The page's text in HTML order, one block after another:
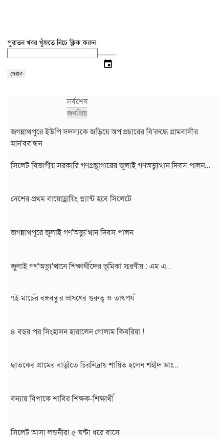
পুরাতন খবর খুঁজতে নিচে ক্লিক করুন
event
দেখাও
সর্বশেষ
জনপ্রিয়
জগন্নাথপুরে ইউপি সদস্যকে জড়িয়ে অপ'প্রচারের বি'রুদ্ধে গ্রামবাসীর
মান'বব'ন্ধন
সিলেট বিভাগীয় সরকারি গণগ্রন্থাগারের জুলাই গণঅভ্যুত্থান দিবস পালন…
দেশের প্রথম বায়োড্রায়িং প্ল্যান্ট হবে সিলেটে
জগন্নাথপুরে জুলাই গণ'অভ্যু'ত্থান দিবস পালন
জুলাই গণ'অভ্যু'ত্থানে শিক্ষার্থীদের ভূমিকা স্মরণীয় : এম এ…
সিলেট প্রেসক্লাবে জুলাই গণ-অভ্যুত্থান দিবসের আলোচনা সভা
মাহবুব আলী খানের ৪২তম মৃ'ত্যু'বার্ষিকী উপলক্ষে পরিবারের দোয়া…
মাহবুব আলী খানের মৃ.'ত্যু'বার্ষিকীতে দোয়া ও শিরনি বিতরণ…
১৮নং ওয়ার্ড বিএনপির উদ্যোগে মতবিনিময় ও উন্মুক্ত আলোচনা…
জুলাই গণ'অভ্যুত্থান দিবসে ৭ আর্মড পুলিশ ব্যাটালিয়নে আলোচনা…
৭ই মার্চের বঙ্গবন্ধুর ভাষণের গুরুত্ব ও তাৎপর্য
৪ বছর পর সিংহাসন হারালেন গোলাম কিবরিয়া !
ছাতকের গ্রামের বাড়ীতে চিরনিদ্রায় শায়িত হলেন শহীদ ডাঃ…
বন্যায় বিপাকে শাবির শিক্ষক-শিক্ষার্থী
সিলেট আসা লন্ডনীরা ৫ ঘন্টা ধরে বাসে